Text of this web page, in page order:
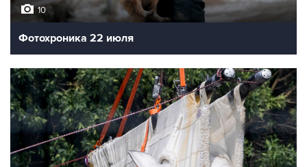
10
Фотохроника 22 июля